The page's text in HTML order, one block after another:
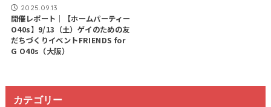
2025.09.13
開催レポート｜【ホームパーティー
O40s】9/13（土）ゲイのための友
だちづくりイベントFRIENDS for
G O40s（大阪）
カテゴリー